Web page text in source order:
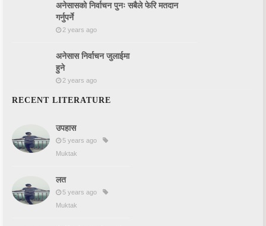
अनेसासको निर्वाचन पुनः सबैले फेरि मतदान
गर्नुपर्ने
2 years ago
अनेसास निर्वाचन जुलाईमा
हुने
2 years ago
RECENT LITERATURE
उपहास
5 years ago
Muktak
लत
5 years ago
Muktak